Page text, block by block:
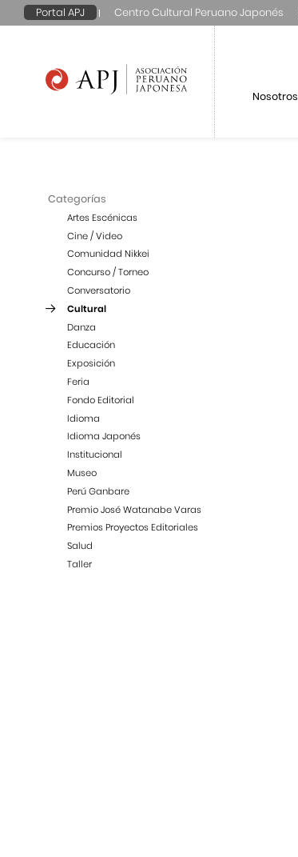
Portal APJ Centro Cultural Peruano Japonés
Nosotros
Categorías
Artes Escénicas
Cine / Video
Comunidad Nikkei
Concurso / Torneo
Conversatorio
Cultural
Danza
Educación
Exposición
Feria
Fondo Editorial
Idioma
Idioma Japonés
Institucional
Museo
Perú Ganbare
Premio José Watanabe Varas
Premios Proyectos Editoriales
Salud
Taller